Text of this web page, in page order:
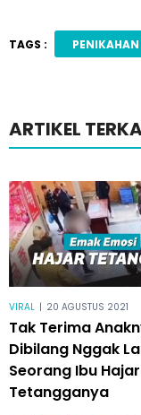
TAGS : PENIKAHAN
ARTIKEL
VIRAL | 20 AGUSTUS 2021
Tak Terima
Dibilang Nggak
Seorang Ibu Hajar
Tetangganya